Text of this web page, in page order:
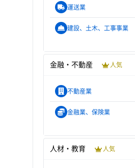
運送業
建設、土木、工事事業
金融・不動産 人気
不動産業
金融業、保険業
人材・教育 人気